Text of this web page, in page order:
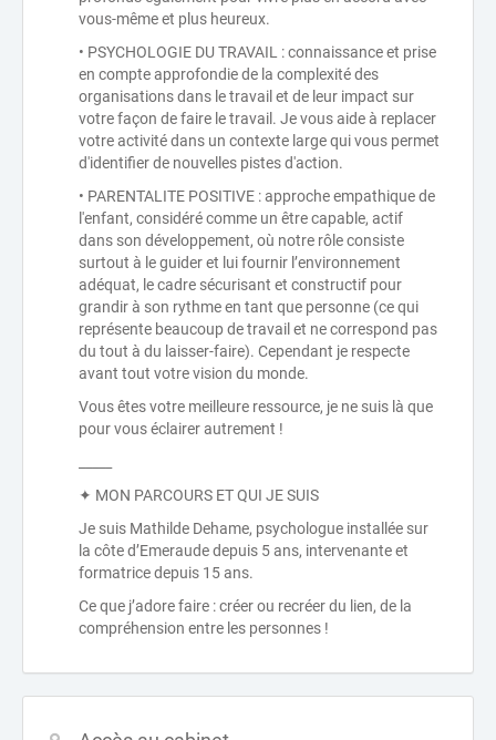
vous-même et plus heureux.
• PSYCHOLOGIE DU TRAVAIL : connaissance et prise
en compte approfondie de la complexité des
organisations dans le travail et de leur impact sur
votre façon de faire le travail. Je vous aide à replacer
votre activité dans un contexte large qui vous permet
d'identifier de nouvelles pistes d'action.
• PARENTALITE POSITIVE : approche empathique de
l'enfant, considéré comme un être capable, actif
dans son développement, où notre rôle consiste
surtout à le guider et lui fournir l’environnement
adéquat, le cadre sécurisant et constructif pour
grandir à son rythme en tant que personne (ce qui
représente beaucoup de travail et ne correspond pas
du tout à du laisser-faire). Cependant je respecte
avant tout votre vision du monde.
Vous êtes votre meilleure ressource, je ne suis là que
pour vous éclairer autrement !
✦ MON PARCOURS ET QUI JE SUIS
Je suis Mathilde Dehame, psychologue installée sur
la côte d’Emeraude depuis 5 ans, intervenante et
formatrice depuis 15 ans.
Ce que j’adore faire : créer ou recréer du lien, de la
compréhension entre les personnes !